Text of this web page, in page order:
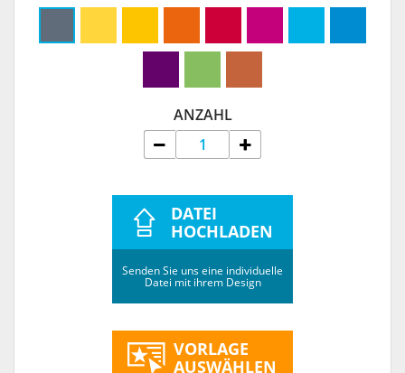
ANZAHL
DATEI
HOCHLADEN
Senden Sie uns eine individuelle
Datei mit ihrem Design
VORLAGE
AUSWÄHLEN